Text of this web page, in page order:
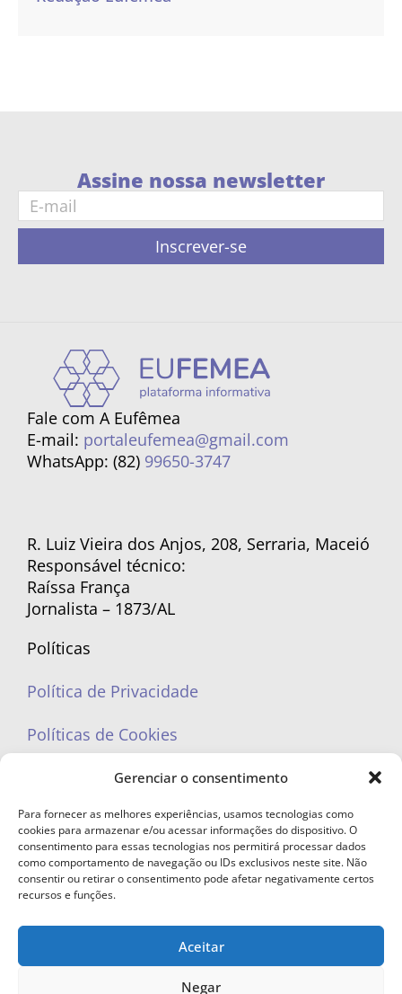
Gerenciar o consentimento
Para fornecer as melhores experiências, usamos tecnologias como
cookies para armazenar e/ou acessar informações do dispositivo. O
consentimento para essas tecnologias nos permitirá processar dados
como comportamento de navegação ou IDs exclusivos neste site. Não
consentir ou retirar o consentimento pode afetar negativamente certos
recursos e funções.
Aceitar
Negar
Assine nossa newsletter
Inscrever-se
Fale com A Eufêmea
E-mail: portaleufemea@gmail.com
WhatsApp: (82) 99650-3747
R. Luiz Vieira dos Anjos, 208, Serraria, Maceió
Responsável técnico:
Raíssa França
Jornalista – 1873/AL
Políticas
Política de Privacidade
Políticas de Cookies
portaleufemea@gmail.com
© Copyright 2023 - Todos os direitos reservados. Proibida cópia total ou
parcial sem autorização.